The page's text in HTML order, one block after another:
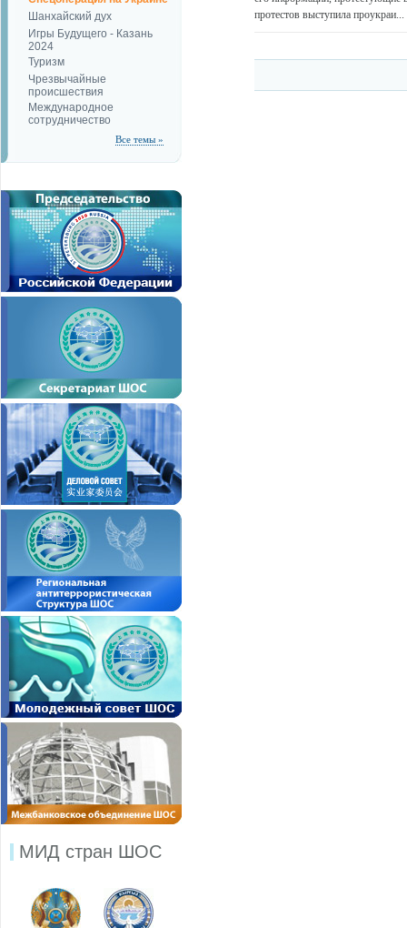
Шанхайский дух
Игры Будущего - Казань
2024
Туризм
Чрезвычайные
происшествия
Международное
сотрудничество
Все темы »
МИД стран ШОС
протестов выступила проукраи...